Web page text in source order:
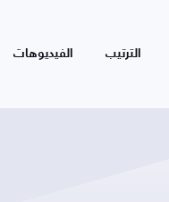
الترتيب الفيديوهات